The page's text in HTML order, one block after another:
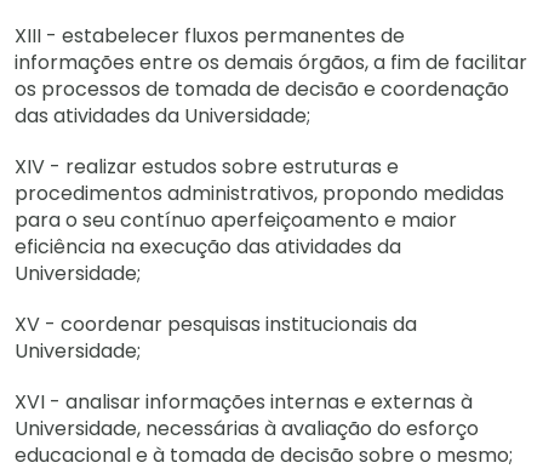
XIII - estabelecer fluxos permanentes de
informações entre os demais órgãos, a fim de facilitar
os processos de tomada de decisão e coordenação
das atividades da Universidade;
XIV - realizar estudos sobre estruturas e
procedimentos administrativos, propondo medidas
para o seu contínuo aperfeiçoamento e maior
eficiência na execução das atividades da
Universidade;
XV - coordenar pesquisas institucionais da
Universidade;
XVI - analisar informações internas e externas à
Universidade, necessárias à avaliação do esforço
educacional e à tomada de decisão sobre o mesmo;